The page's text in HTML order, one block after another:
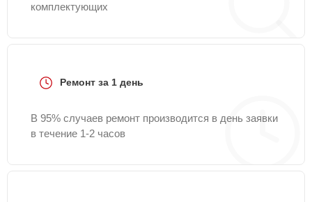
комплектующих
Ремонт за 1 день
В 95% случаев ремонт производится в день заявки
в течение 1-2 часов